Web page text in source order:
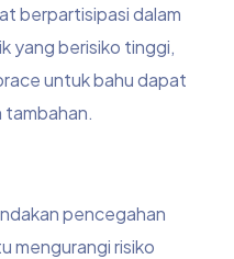
berpartisipasi dalam
yang berisiko tinggi,
untuk bahu dapat
tambahan.
pencegahan
mengurangi risiko